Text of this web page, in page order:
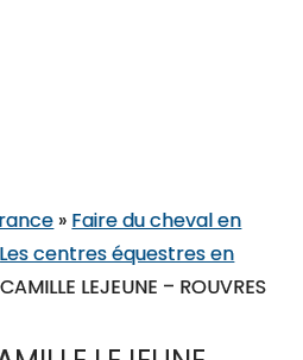
» Faire du cheval en
Les centres équestres en
LEJEUNE – ROUVRES